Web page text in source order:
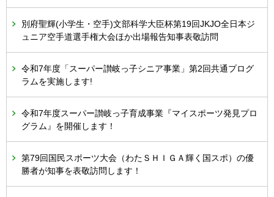
別府聖輝(小学生・空手)文部科学大臣杯第19回JKJO全日本ジ
ュニア空手道選手権大会ほか出場報告知事表敬訪問
令和7年度「スーパー讃岐っ子シニア事業」第2回共通プログ
ラムを実施します!
令和7年度スーパー讃岐っ子育成事業『マイスポーツ発見プロ
グラム』を開催します！
第79回国民スポーツ大会（わたＳＨＩＧＡ輝く国スポ）の優
勝者が知事を表敬訪問します！